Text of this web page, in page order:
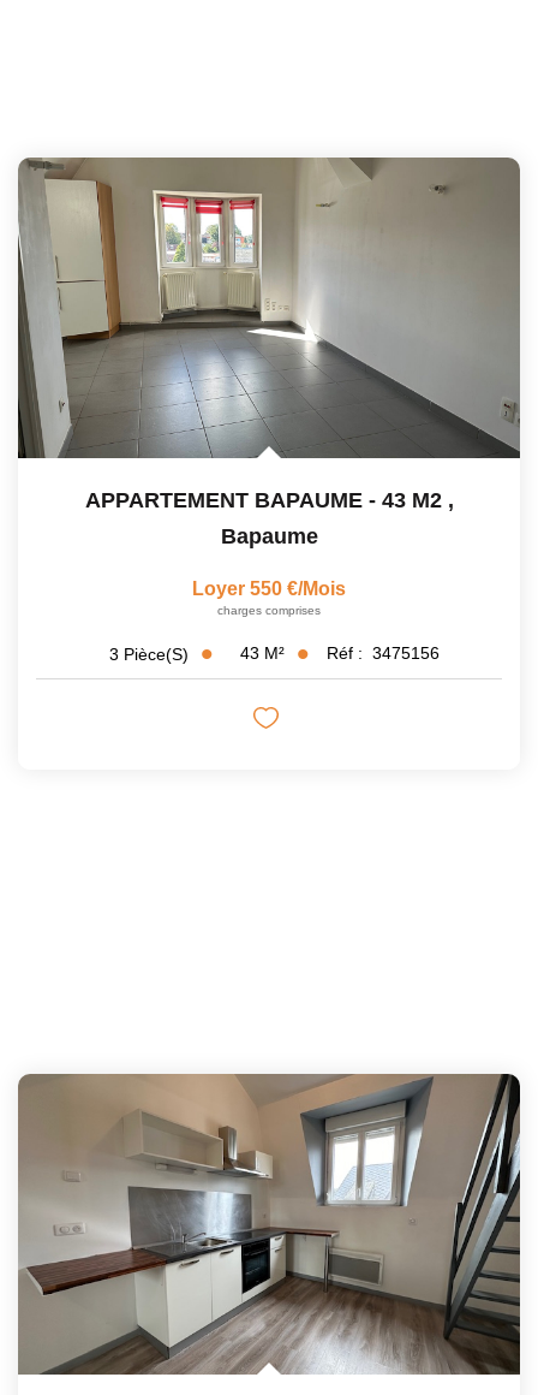
APPARTEMENT BAPAUME - 43 M2 ,
Bapaume
Loyer 550 €/mois
charges comprises
3 Pièce(s) 43 M² Réf : 3475156